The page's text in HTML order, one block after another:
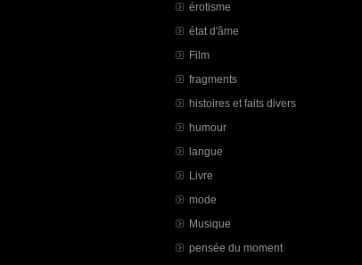
érotisme
état d'âme
Film
fragments
histoires et faits divers
humour
langue
Livre
mode
Musique
pensée du moment